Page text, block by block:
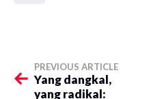
PREVIOUS ARTICLE
Yang dangkal,
yang radikal: